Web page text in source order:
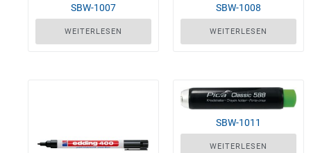
SBW-1007
WEITERLESEN
SBW-1008
WEITERLESEN
SBW-1011
WEITERLESEN